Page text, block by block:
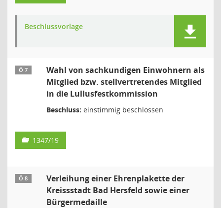
Beschlussvorlage
Ö 7
Wahl von sachkundigen Einwohnern als
Mitglied bzw. stellvertretendes Mitglied
in die Lullusfestkommission
Beschluss: einstimmig beschlossen
1347/19
Ö 8
Verleihung einer Ehrenplakette der
Kreissstadt Bad Hersfeld sowie einer
Bürgermedaille